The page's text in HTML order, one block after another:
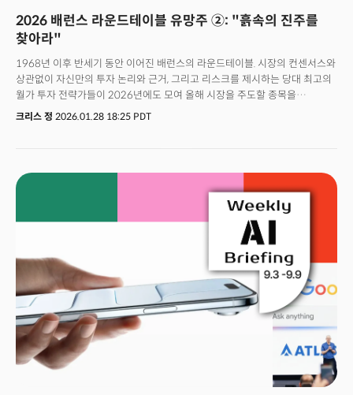
2026 배런스 라운드테이블 유망주 ②: "흙속의 진주를
찾아라"
1968년 이후 반세기 동안 이어진 배런스의 라운드테이블. 시장의 컨센서스와
상관없이 자신만의 투자 논리와 근거, 그리고 리스크를 제시하는 당대 최고의
월가 투자 전략가들이 2026년에도 모여 올해 시장을 주도할 종목을
제시했다. 올해 1월 5일(현지시각) 뉴욕에서 열린 2026년 라운드테이블에는
유망 종목은 총 30개. 라운드테이블은 "왜 이 종목인가"에 대한 구체적 논리를
제공한다는 점에서 올해 역시 투자자들의 큰 주목을 받고있다.지난 기사에서
우리는 라운드테이블 참석자들이 AI 하드웨어 대신 AI 활용 기업을, 비규제
전력시장 대신 규제 유틸리티를 선택한 이유를 살펴봤다. 도어대시,
메르카도리브레, 존디어, 나이소스 등이 그 사례였다.이번 기사에서는 나머지
투자 테마를 다룬다. 향후 10년간 4000억~5000억 달러 규모로 열리는
바이오시밀러 시장, 팬데믹 이후 비정상적 저점에 있는 글로벌 소비재
기업들의 회복, 대형 기업에서 분리된 사업부를 인수해 가치를 창출하는 특수
상황 투자, 그리고 미국 외 지역의 기술 강자들이다.완전히 다른 산업의 다른
특징을 가진 기업들이지만 의외로 공통점은 동일하다. 바로 시장이 아직
충분히 인식하지 못한 구조적 전환점에 서 있는 저평가 종목들이라는 점이다.
크리스 정 2026.01.28 18:25 PDT